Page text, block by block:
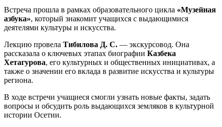
Встреча прошла в рамках образовательного цикла «Музейная
азбука», который знакомит учащихся с выдающимися
деятелями культуры и искусства.
Лекцию провела Тибилова Д. С. — экскурсовод. Она
рассказала о ключевых этапах биографии Казбека
Хетагурова, его культурных и общественных инициативах, а
также о значении его вклада в развитие искусства и культуры
региона.
В ходе встречи учащиеся смогли узнать новые факты, задать
вопросы и обсудить роль выдающихся земляков в культурной
истории Осетии.